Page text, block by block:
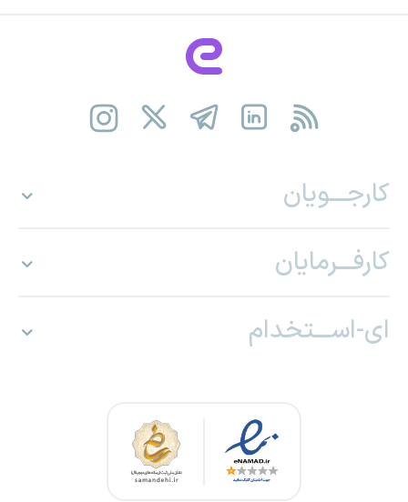
کارجـــویان
کارفـــرمایان
ای-اســـتخدام